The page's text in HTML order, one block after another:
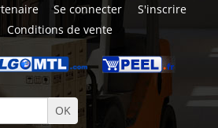
Se connecter
S'inscrire
Conditions de vente